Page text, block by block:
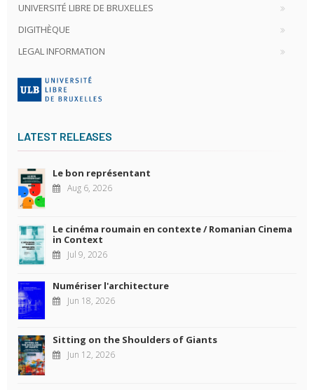
UNIVERSITÉ LIBRE DE BRUXELLES
DIGITHÈQUE
LEGAL INFORMATION
LATEST RELEASES
Le bon représentant
Aug 6, 2026
Le cinéma roumain en contexte / Romanian Cinema
in Context
Jul 9, 2026
Numériser l'architecture
Jun 18, 2026
Sitting on the Shoulders of Giants
Jun 12, 2026